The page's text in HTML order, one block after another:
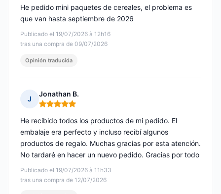
Publicado el 19/07/2026 à 12h16
tras una compra de 09/07/2026
He pedido mini paquetes de cereales, el problema es
que van hasta septiembre de 2026
Opinión traducida
J
Jonathan B.
Nota: 5 de 5
Publicado el 19/07/2026 à 11h33
tras una compra de 12/07/2026
He recibido todos los productos de mi pedido. El
embalaje era perfecto y incluso recibí algunos
productos de regalo. Muchas gracias por esta atención.
No tardaré en hacer un nuevo pedido. Gracias por todo